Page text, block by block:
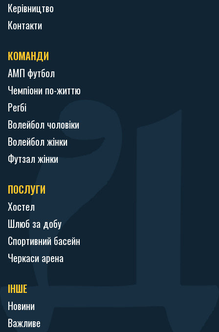
Керівництво
Контакти
КОМАНДИ
АМП футбол
Чемпіони по-життю
Регбі
Волейбол чоловіки
Волейбол жінки
Футзал жінки
ПОСЛУГИ
Хостел
Шлюб за добу
Спортивний басейн
Черкаси арена
ІНШЕ
Новини
Важливе